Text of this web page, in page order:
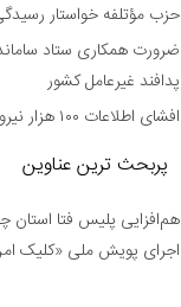
حزب مؤتلفه خواستار
ضرورت همکاری ستاد
پدافند غیرعامل کشور
افشای اطلاعات ۱۰۰ هزار نیروی پلیس در دارک وب
پربحث ترین عناوین
هم‌افزایی پلیس فتا استان
اجرای پویش ملی «کلیک